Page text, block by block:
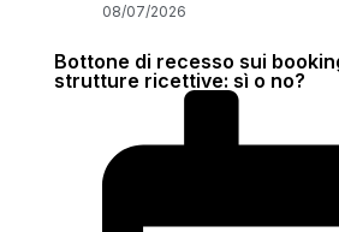
08/07/2026
Bottone di recesso sui
strutture ricettive: sì o no?